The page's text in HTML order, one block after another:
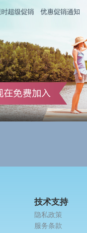
技术支持
隐私政策
服务条款